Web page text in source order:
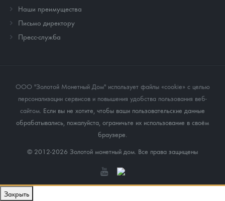
Наши преимущества
Письмо директору
Пресс-служба
ООО "Золотой Монетный Дом" использует файлы «cookie» с целью
персонализации сервисов и повышения удобства пользования веб-
сайтом. Если вы не хотите, чтобы ваши пользовательские данные
обрабатывались, пожалуйста, ограничьте их использование в своём
браузере.
© 2012-2026 Золотой монетный дом. Все права защищены
Закрыть